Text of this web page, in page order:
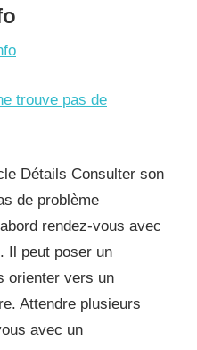
trouve pas de
Détails Consulter son
de problème
rendez-vous avec
Il peut poser un
orienter vers un
Attendre plusieurs
avec un